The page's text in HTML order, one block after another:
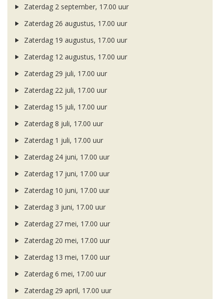
Zaterdag 2 september, 17.00 uur
Zaterdag 26 augustus, 17.00 uur
Zaterdag 19 augustus, 17.00 uur
Zaterdag 12 augustus, 17.00 uur
Zaterdag 29 juli, 17.00 uur
Zaterdag 22 juli, 17.00 uur
Zaterdag 15 juli, 17.00 uur
Zaterdag 8 juli, 17.00 uur
Zaterdag 1 juli, 17.00 uur
Zaterdag 24 juni, 17.00 uur
Zaterdag 17 juni, 17.00 uur
Zaterdag 10 juni, 17.00 uur
Zaterdag 3 juni, 17.00 uur
Zaterdag 27 mei, 17.00 uur
Zaterdag 20 mei, 17.00 uur
Zaterdag 13 mei, 17.00 uur
Zaterdag 6 mei, 17.00 uur
Zaterdag 29 april, 17.00 uur